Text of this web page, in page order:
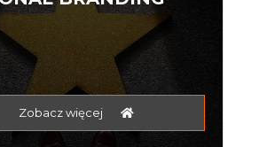
Zobacz więcej